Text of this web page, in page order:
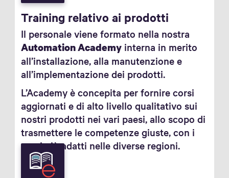
Training relativo ai prodotti
Il personale viene formato nella nostra
Automation Academyinterna in merito
all’installazione, alla manutenzione e
all’implementazione dei prodotti.
L’Academy è concepita per fornire corsi
aggiornati e di alto livello qualitativo sui
nostri prodotti nei vari paesi, allo scopo di
trasmettere le competenze giuste, con i
corsi più adatti nelle diverse regioni.